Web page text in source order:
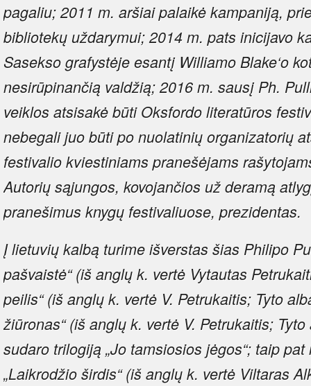
pagaliu; 2011 m. aršiai palaikė kampaniją,
bibliotekų uždarymui; 2014 m. pats inicijavo
Sasekso grafystėje esantį Williamo Blake‘o
nesirūpinančią valdžią; 2016 m. sausį Ph.
veiklos atsisakė būti Oksfordo literatūros
nebegali juo būti po nuolatinių organizatorių
festivalio kviestiniams pranešėjams
Autorių sąjungos, kovojančios už deramą
pranešimus knygų festivaliuose, prezidentas.
Į lietuvių kalbą turime išverstas šias Philipo
pašvaistė“ (iš anglų k. vertė Vytautas
peilis“ (iš anglų k. vertė V. Petrukaitis; Tyto
žiūronas“ (iš anglų k. vertė V. Petrukaitis;
sudaro trilogiją „Jo tamsiosios jėgos“; taip
„Laikrodžio širdis“ (iš anglų k. vertė Viltaras